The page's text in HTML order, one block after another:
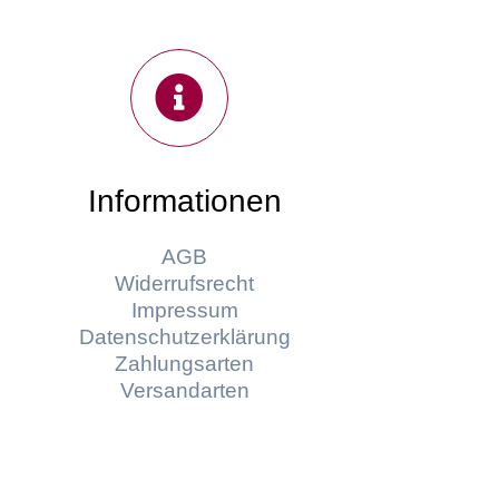
Informationen
AGB
Widerrufsrecht
Impressum
Datenschutzerklärung
Zahlungsarten
Versandarten